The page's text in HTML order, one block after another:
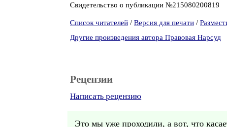
Свидетельство о публикации №215080200819
Список читателей / Версия для печати /
Другие произведения автора Правовая Нарсуд
Рецензии
Написать рецензию
Это мы уже проходили, а вот, что